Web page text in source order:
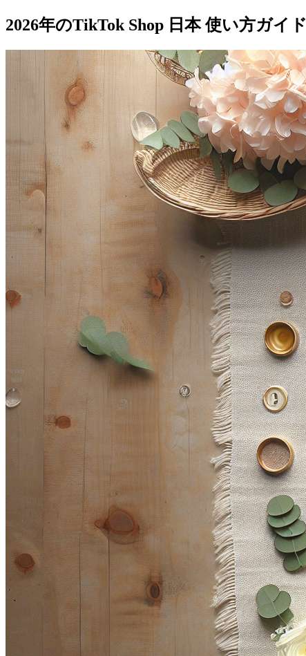
2026年のTikTok Shop 日本 使い方ガイド